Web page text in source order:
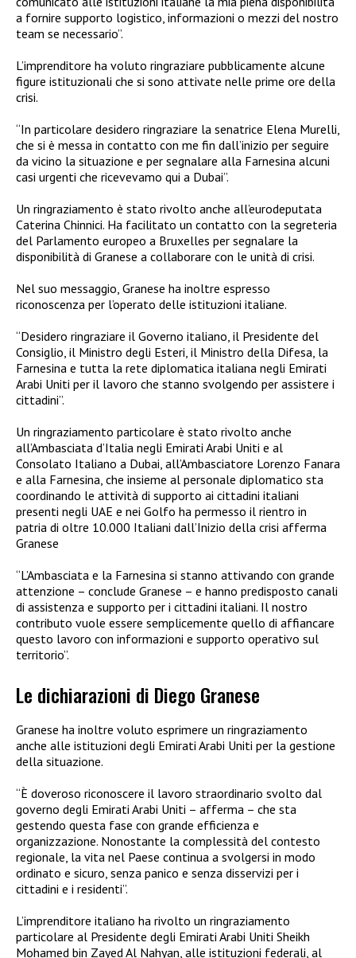
a fornire supporto logistico, informazioni o mezzi del nostro
team se necessario”.
L’imprenditore ha voluto ringraziare pubblicamente alcune
figure istituzionali che si sono attivate nelle prime ore della
crisi.
“In particolare desidero ringraziare la senatrice Elena Murelli,
che si è messa in contatto con me fin dall’inizio per seguire
da vicino la situazione e per segnalare alla Farnesina alcuni
casi urgenti che ricevevamo qui a Dubai”.
Un ringraziamento è stato rivolto anche all’eurodeputata
Caterina Chinnici. Ha facilitato un contatto con la segreteria
del Parlamento europeo a Bruxelles per segnalare la
disponibilità di Granese a collaborare con le unità di crisi.
Nel suo messaggio, Granese ha inoltre espresso
riconoscenza per l’operato delle istituzioni italiane.
“Desidero ringraziare il Governo italiano, il Presidente del
Consiglio, il Ministro degli Esteri, il Ministro della Difesa, la
Farnesina e tutta la rete diplomatica italiana negli Emirati
Arabi Uniti per il lavoro che stanno svolgendo per assistere i
cittadini”.
Un ringraziamento particolare è stato rivolto anche
all’Ambasciata d’Italia negli Emirati Arabi Uniti e al
Consolato Italiano a Dubai, all’Ambasciatore Lorenzo Fanara
e alla Farnesina, che insieme al personale diplomatico sta
coordinando le attività di supporto ai cittadini italiani
presenti negli UAE e nei Golfo ha permesso il rientro in
patria di oltre 10.000 Italiani dall’Inizio della crisi afferma
Granese
“L’Ambasciata e la Farnesina si stanno attivando con grande
attenzione – conclude Granese – e hanno predisposto canali
di assistenza e supporto per i cittadini italiani. Il nostro
contributo vuole essere semplicemente quello di affiancare
questo lavoro con informazioni e supporto operativo sul
territorio”.
Le dichiarazioni di Diego Granese
Granese ha inoltre voluto esprimere un ringraziamento
anche alle istituzioni degli Emirati Arabi Uniti per la gestione
della situazione.
“È doveroso riconoscere il lavoro straordinario svolto dal
governo degli Emirati Arabi Uniti – afferma – che sta
gestendo questa fase con grande efficienza e
organizzazione. Nonostante la complessità del contesto
regionale, la vita nel Paese continua a svolgersi in modo
ordinato e sicuro, senza panico e senza disservizi per i
cittadini e i residenti”.
L’imprenditore italiano ha rivolto un ringraziamento
particolare al Presidente degli Emirati Arabi Uniti Sheikh
Mohamed bin Zayed Al Nahyan, alle istituzioni federali, al